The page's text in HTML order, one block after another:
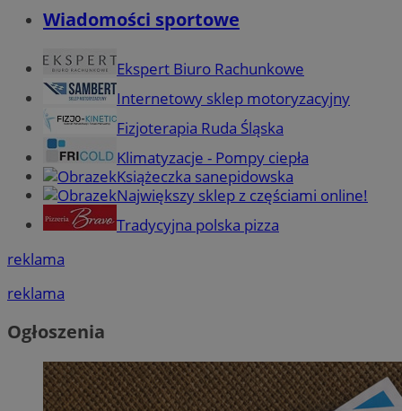
Wiadomości sportowe
Ekspert Biuro Rachunkowe
Internetowy sklep motoryzacyjny
Fizjoterapia Ruda Śląska
Klimatyzacje - Pompy ciepła
Książeczka sanepidowska
Największy sklep z częściami online!
Tradycyjna polska pizza
reklama
reklama
Ogłoszenia